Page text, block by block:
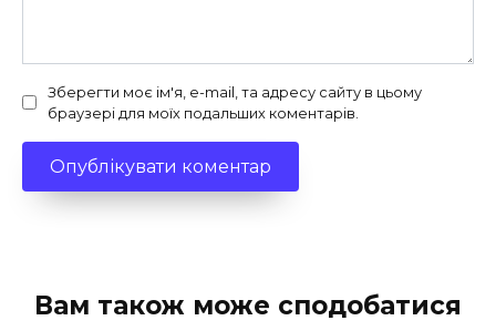
Зберегти моє ім'я, e-mail, та адресу сайту в цьому
браузері для моїх подальших коментарів.
Вам також може сподобатися